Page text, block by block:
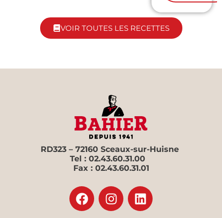
VOIR TOUTES LES RECETTES
RD323 – 72160 Sceaux-sur-Huisne
Tel : 02.43.60.31.00
Fax : 02.43.60.31.01